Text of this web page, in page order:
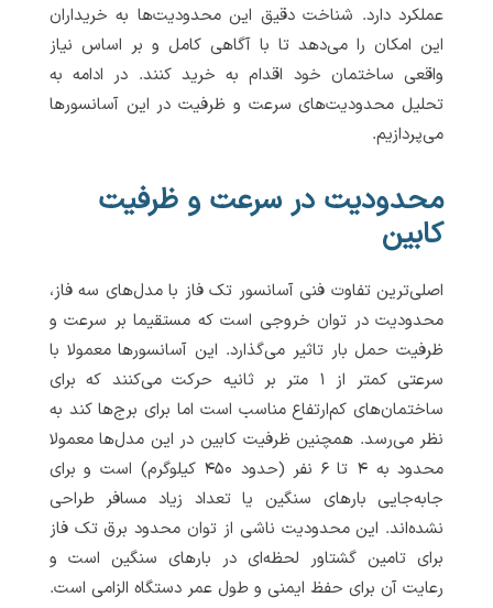
عملکرد دارد. شناخت دقیق این محدودیت‌ها به خریداران
این امکان را می‌دهد تا با آگاهی کامل و بر اساس نیاز
واقعی ساختمان خود اقدام به خرید کنند. در ادامه به
تحلیل محدودیت‌های سرعت و ظرفیت در این آسانسورها
می‌پردازیم.
محدودیت در سرعت و ظرفیت
کابین
اصلی‌ترین تفاوت فنی آسانسور تک فاز با مدل‌های سه فاز،
محدودیت در توان خروجی است که مستقیما بر سرعت و
ظرفیت حمل بار تاثیر می‌گذارد. این آسانسورها معمولا با
سرعتی کمتر از ۱ متر بر ثانیه حرکت می‌کنند که برای
ساختمان‌های کم‌ارتفاع مناسب است اما برای برج‌ها کند به
نظر می‌رسد. همچنین ظرفیت کابین در این مدل‌ها معمولا
محدود به ۴ تا ۶ نفر (حدود ۴۵۰ کیلوگرم) است و برای
جابه‌جایی بارهای سنگین یا تعداد زیاد مسافر طراحی
نشده‌اند. این محدودیت ناشی از توان محدود برق تک فاز
برای تامین گشتاور لحظه‌ای در بارهای سنگین است و
رعایت آن برای حفظ ایمنی و طول عمر دستگاه الزامی است.